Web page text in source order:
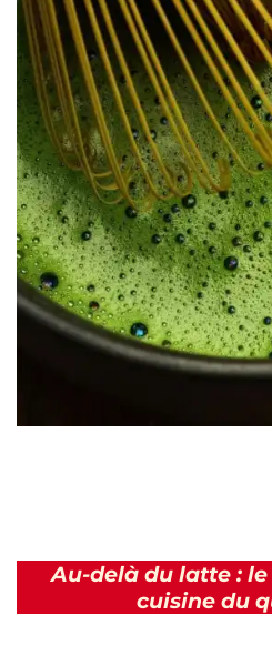
Au-delà du latte :
cuisine du